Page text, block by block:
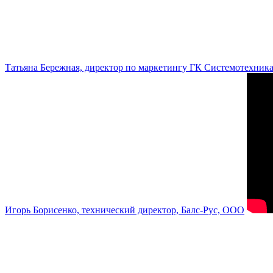
Татьяна Бережная, директор по маркетингу ГК Системотехника
Игорь Борисенко, технический директор, Балс-Рус, ООО